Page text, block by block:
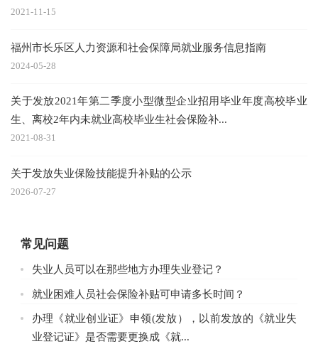
2021-11-15
福州市长乐区人力资源和社会保障局就业服务信息指南
2024-05-28
关于发放2021年第二季度小型微型企业招用毕业年度高校毕业
生、离校2年内未就业高校毕业生社会保险补...
2021-08-31
关于发放失业保险技能提升补贴的公示
2026-07-27
常见问题
失业人员可以在那些地方办理失业登记？
就业困难人员社会保险补贴可申请多长时间？
办理《就业创业证》申领(发放），以前发放的《就业失
业登记证》是否需要更换成《就...